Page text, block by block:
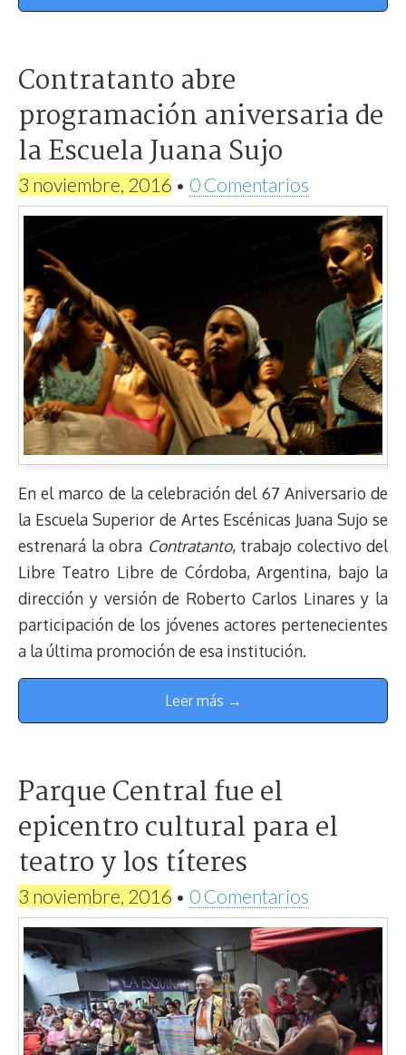
Contratanto abre
programación aniversaria de
la Escuela Juana Sujo
3 noviembre, 2016 • 0 Comentarios
En el marco de la celebración del 67 Aniversario de
la Escuela Superior de Artes Escénicas Juana Sujo se
estrenará la obra Contratanto, trabajo colectivo del
Libre Teatro Libre de Córdoba, Argentina, bajo la
dirección y versión de Roberto Carlos Linares y la
participación de los jóvenes actores pertenecientes
a la última promoción de esa institución.
Leer más →
Parque Central fue el
epicentro cultural para el
teatro y los títeres
3 noviembre, 2016 • 0 Comentarios